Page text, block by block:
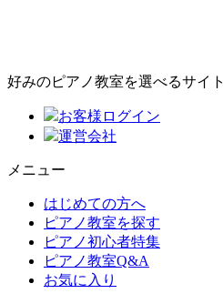
好みのピアノ教室を選べるサイト
お客様ログイン
運営会社
メニュー
はじめての方へ
ピアノ教室を探す
ピアノ初心者特集
ピアノ教室Q&A
お気に入り